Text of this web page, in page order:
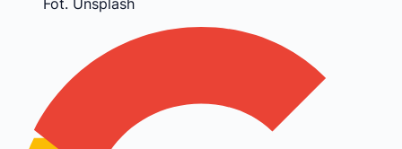
Fot. Unsplash